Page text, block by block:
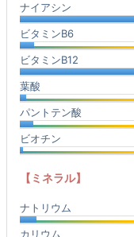
ナイアシン
ビタミンB6
ビタミンB12
葉酸
パントテン酸
ビオチン
【ミネラル】
ナトリウム
カリウム